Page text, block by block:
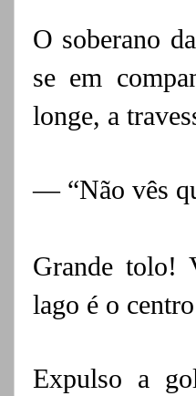
O soberano
se em
longe, a
— “Não vês
Grande tolo!
lago é o
Expulso a